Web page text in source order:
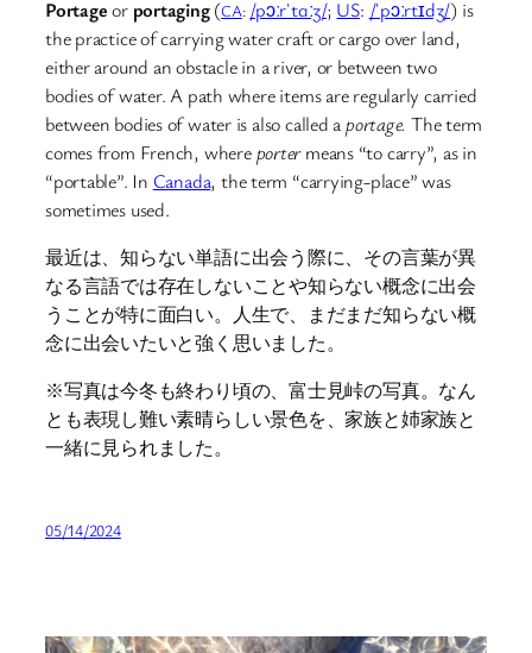
Portageor portaging(CA: /pɔːrˈtɑːʒ/; US: /ˈpɔːrtɪdʒ/) is
the practice of carrying water craft or cargo over land,
either around an obstacle in a river, or between two
bodies of water. A path where items are regularly carried
between bodies of water is also called aportage. The term
comes from French, whereportermeans “to carry”, as in
“portable”. In Canada, the term “carrying-place” was
sometimes used.
最近は、知らない単語に出会う際に、その言葉が異
なる言語では存在しないことや知らない概念に出会
うことが特に面白い。人生で、まだまだ知らない概
念に出会いたいと強く思いました。
※写真は今冬も終わり頃の、富士見峠の写真。なん
とも表現し難い素晴らしい景色を、家族と姉家族と
一緒に見られました。
05/14/2024